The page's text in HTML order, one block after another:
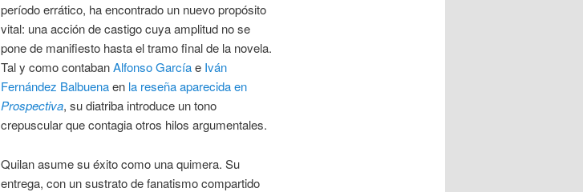
período errático, ha encontrado un nuevo propósito
vital: una acción de castigo cuya amplitud no se
pone de manifiesto hasta el tramo final de la novela.
Tal y como contabanAlfonso Garcíae Iván
Fernández Balbuenaen la reseña aparecida en
Prospectiva, su diatriba introduce un tono
crepuscular que contagia otros hilos argumentales.
Quilan asume su éxito como una quimera. Su
entrega, con un sustrato de fanatismo compartido